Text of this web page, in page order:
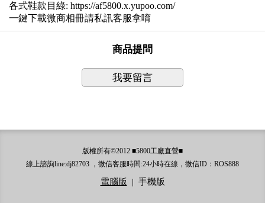
各式鞋款目綠: https://af5800.x.yupoo.com/
一鍵下載微商相冊請私訊客服拿唷
商品提問
我要留言
版權所有©2012 ■5800工廠直營■
線上諮詢line:dj82703 ，微信客服時間:24小時在線，微信ID：ROS888
電腦版 | 手機版